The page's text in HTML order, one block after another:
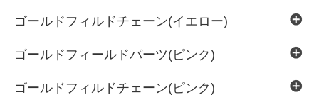
ゴールドフィルドチェーン(イエロー)
ゴールドフィールドパーツ(ピンク)
ゴールドフィルドチェーン(ピンク)